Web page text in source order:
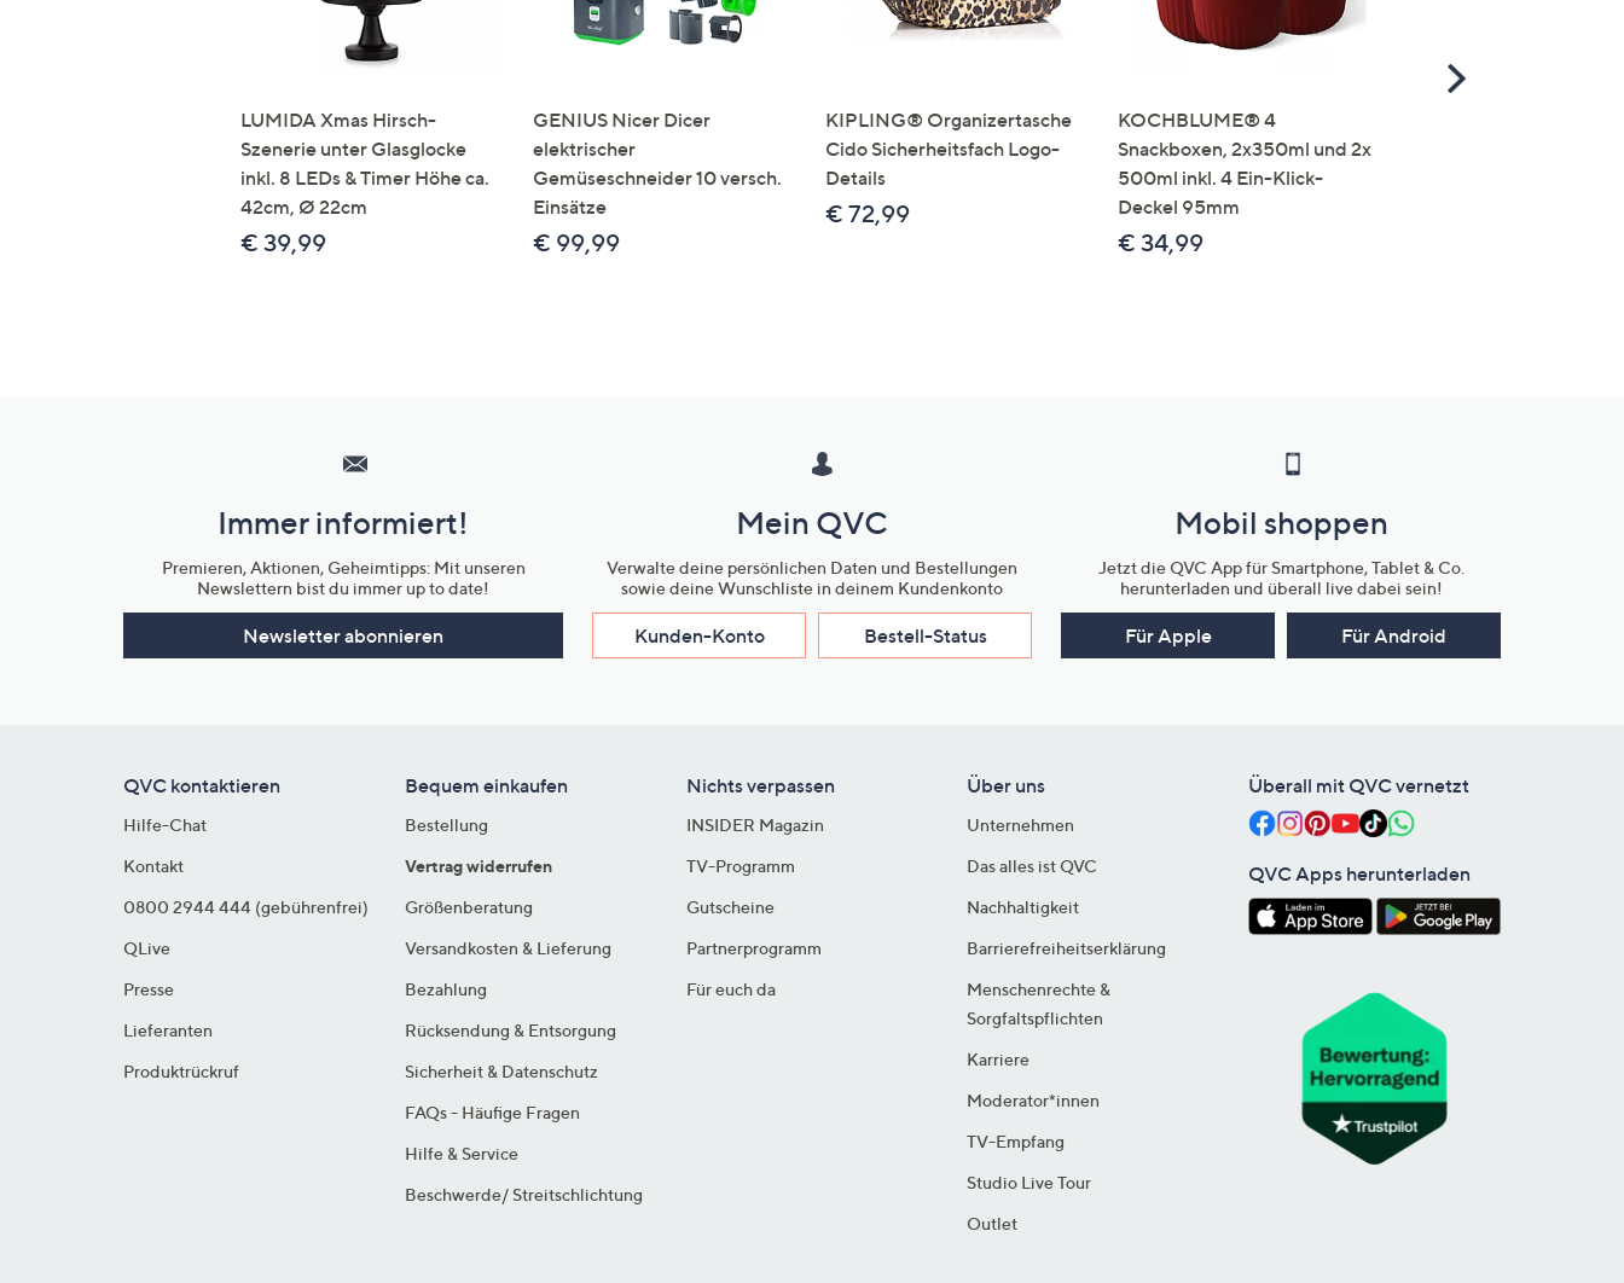
LUMIDA Xmas Hirsch-
Szenerie unter Glasglocke
inkl. 8 LEDs & Timer Höhe ca.
42cm, Ø 22cm
€ 39,99
GENIUS Nicer Dicer
elektrischer
Gemüseschneider 10 versch.
Einsätze
€ 99,99
KIPLING® Organizertasche
Cido Sicherheitsfach Logo-
Details
€ 72,99
KOCHBLUME® 4
Snackboxen, 2x350ml und 2x
500ml inkl. 4 Ein-Klick-
Deckel 95mm
€ 34,99
Scroll
Unternehmensinformationen
Immer informiert!
Premieren, Aktionen, Geheimtipps: Mit unseren
Newslettern bist du immer up to date!
Newsletter abonnieren
Mein QVC
Verwalte deine persönlichen Daten und Bestellungen
sowie deine Wunschliste in deinem Kundenkonto
Kunden-Konto Bestell-Status
Mobil shoppen
Jetzt die QVC App für Smartphone, Tablet & Co.
herunterladen und überall live dabei sein!
Für Apple Für Android
QVC kontaktieren
Hilfe-Chat
Kontakt
0800 2944 444 (gebührenfrei)
QLive
Presse
Lieferanten
Produktrückruf
Bequem einkaufen
Bestellung
Vertrag widerrufen
Größenberatung
Versandkosten & Lieferung
Bezahlung
Rücksendung & Entsorgung
Sicherheit & Datenschutz
FAQs - Häufige Fragen
Hilfe & Service
Beschwerde/ Streitschlichtung
Nichts verpassen
INSIDER Magazin
TV-Programm
Gutscheine
Partnerprogramm
Für euch da
Über uns
Unternehmen
Das alles ist QVC
Nachhaltigkeit
Barrierefreiheitserklärung
Menschenrechte &
Sorgfaltspflichten
Karriere
Moderator*innen
TV-Empfang
Studio Live Tour
Outlet
Überall mit QVC vernetzt
QVC Apps herunterladen